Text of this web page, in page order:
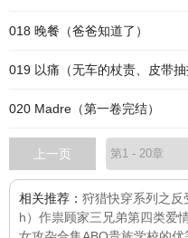
018 晚餐（爸爸知道了）
019 以痛（无车的杖责、皮带抽
020 Madre（第一卷完结）
上一页
相关推荐： 狩猎快穿系列之反
h） 作祟顾家三兄弟第四类爱